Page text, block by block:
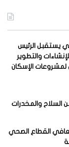
يستقبل الرئيس
والتطوير
لمشروعات الإسكان
السلاح والمخدرات
القطاع الصحي